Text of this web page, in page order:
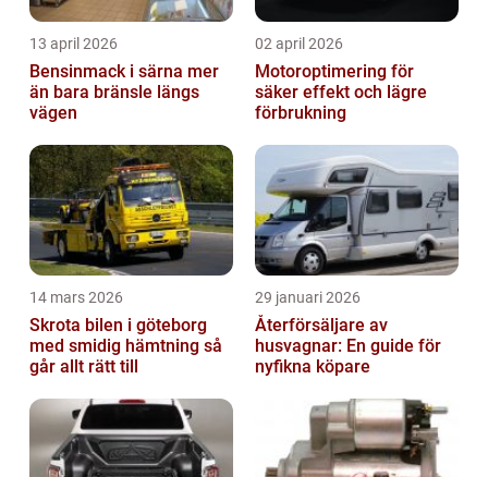
13 april 2026
Bensinmack i särna mer
än bara bränsle längs
vägen
02 april 2026
Motoroptimering för
säker effekt och lägre
förbrukning
14 mars 2026
Skrota bilen i göteborg
med smidig hämtning så
går allt rätt till
29 januari 2026
Återförsäljare av
husvagnar: En guide för
nyfikna köpare